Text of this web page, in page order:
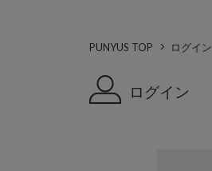
PUNYUS TOP ログイン
ログイン